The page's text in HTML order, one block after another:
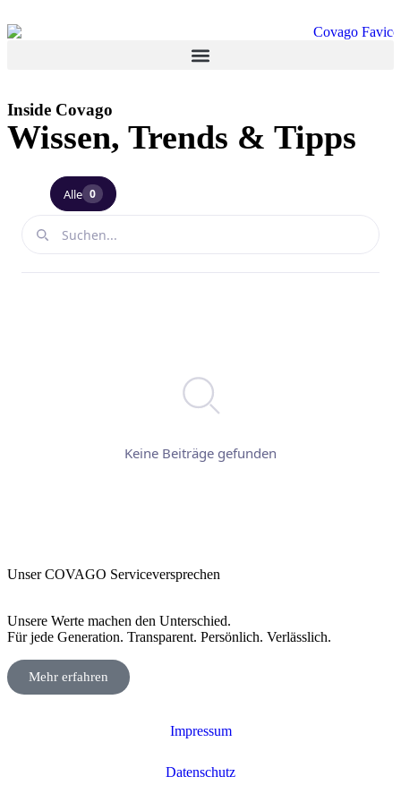
Inside Covago
Wissen, Trends & Tipps
Alle 0
Keine Beiträge gefunden
Unser COVAGO Serviceversprechen
Unsere Werte machen den Unterschied.
Für jede Generation. Transparent. Persönlich. Verlässlich.
Mehr erfahren
Impressum
Datenschutz